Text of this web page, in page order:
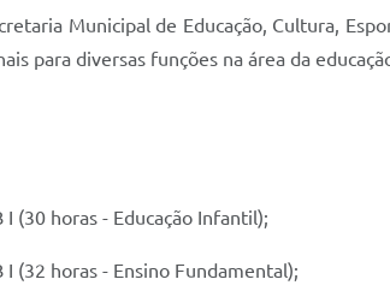
Municipal de Educação, Cultura,
para diversas funções na área da
(30 horas - Educação Infantil);
(32 horas - Ensino Fundamental);